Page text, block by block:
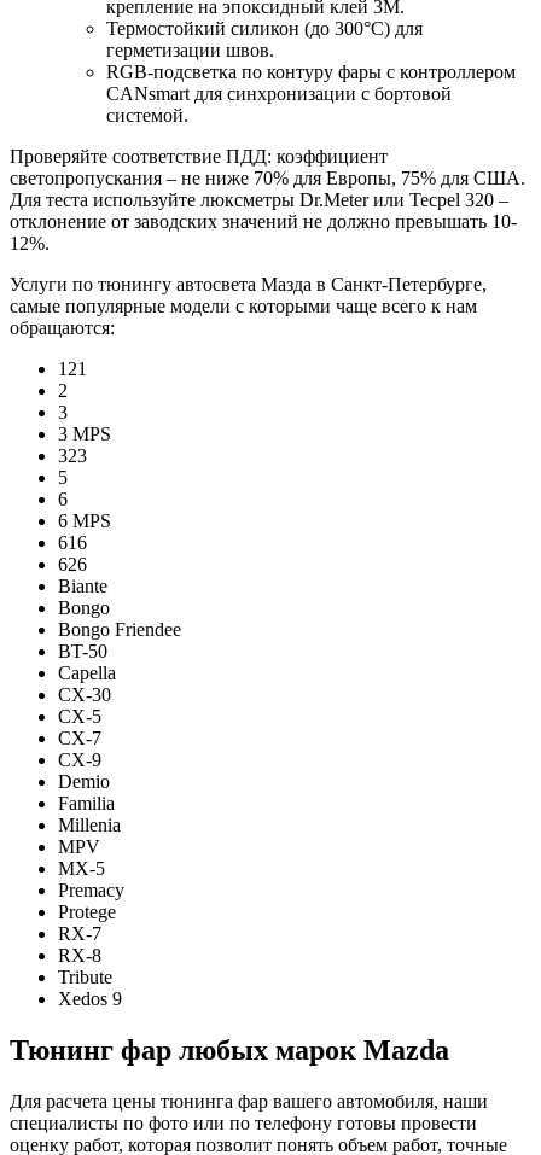
крепление на эпоксидный клей 3M.
Термостойкий силикон (до 300°C) для
герметизации швов.
RGB-подсветка по контуру фары с контроллером
CANsmart для синхронизации с бортовой
системой.
Проверяйте соответствие ПДД: коэффициент
светопропускания – не ниже 70% для Европы, 75% для США.
Для теста используйте люксметры Dr.Meter или Tecpel 320 –
отклонение от заводских значений не должно превышать 10-
12%.
Услуги по тюнингу автосвета Мазда в Санкт-Петербурге,
самые популярные модели с которыми чаще всего к нам
обращаются:
121
2
3
3 MPS
323
5
6
6 MPS
616
626
Biante
Bongo
Bongo Friendee
BT-50
Capella
CX-30
CX-5
CX-7
CX-9
Demio
Familia
Millenia
MPV
MX-5
Premacy
Protege
RX-7
RX-8
Tribute
Xedos 9
Тюнинг фар любых марок Mazda
Для расчета цены тюнинга фар вашего автомобиля, наши
специалисты по фото или по телефону готовы провести
оценку работ, которая позволит понять объем работ, точные